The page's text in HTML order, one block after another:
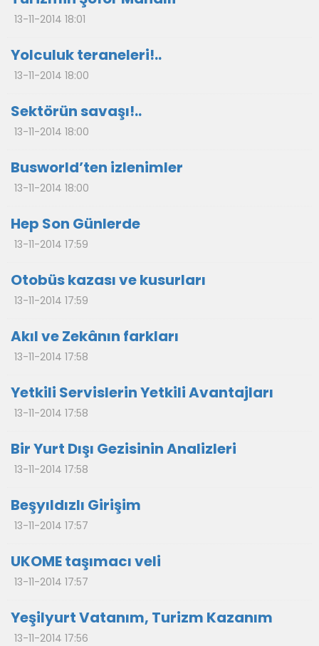
13-11-2014 18:01
Yolculuk teraneleri!..
13-11-2014 18:00
Sektörün savaşı!..
13-11-2014 18:00
Busworld’ten izlenimler
13-11-2014 18:00
Hep Son Günlerde
13-11-2014 17:59
Otobüs kazası ve kusurları
13-11-2014 17:59
Akıl ve Zekânın farkları
13-11-2014 17:58
Yetkili Servislerin Yetkili Avantajları
13-11-2014 17:58
Bir Yurt Dışı Gezisinin Analizleri
13-11-2014 17:58
Beşyıldızlı Girişim
13-11-2014 17:57
UKOME taşımacı veli
13-11-2014 17:57
Yeşilyurt Vatanım, Turizm Kazanım
13-11-2014 17:56